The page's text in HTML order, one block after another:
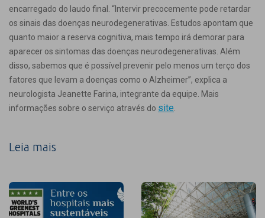
encarregado do laudo final. “Intervir precocemente pode retardar
os sinais das doenças neurodegenerativas. Estudos apontam que
quanto maior a reserva cognitiva, mais tempo irá demorar para
aparecer os sintomas das doenças neurodegenerativas. Além
disso, sabemos que é possível prevenir pelo menos um terço dos
fatores que levam a doenças como o Alzheimer”, explica a
neurologista Jeanette Farina, integrante da equipe. Mais
informações sobre o serviço através do site
Leia mais